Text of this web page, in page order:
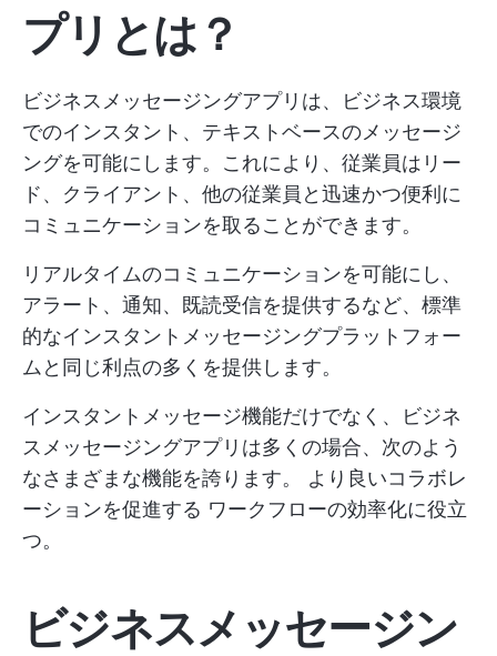
プリとは？
ビジネスメッセージングアプリは、ビジネス環境
でのインスタント、テキストベースのメッセージ
ングを可能にします。これにより、従業員はリー
ド、クライアント、他の従業員と迅速かつ便利に
コミュニケーションを取ることができます。
リアルタイムのコミュニケーションを可能にし、
アラート、通知、既読受信を提供するなど、標準
的なインスタントメッセージングプラットフォー
ムと同じ利点の多くを提供します。
インスタントメッセージ機能だけでなく、ビジネ
スメッセージングアプリは多くの場合、次のよう
なさまざまな機能を誇ります。 より良いコラボレ
ーションを促進する ワークフローの効率化に役立
つ。
ビジネスメッセージン